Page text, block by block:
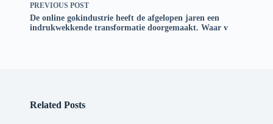
PREVIOUS POST
De online gokindustrie heeft de afgelopen jaren een
indrukwekkende transformatie doorgemaakt. Waar v
Related Posts